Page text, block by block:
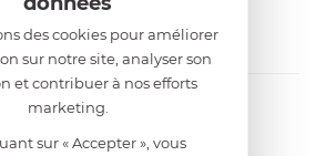
des cookies pour améliorer
sur notre site, analyser son
et contribuer à nos efforts
marketing.
sur « Accepter », vous